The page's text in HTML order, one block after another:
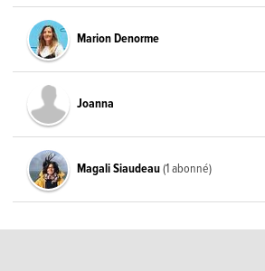
Marion Denorme
Joanna
Magali Siaudeau(1 abonné)